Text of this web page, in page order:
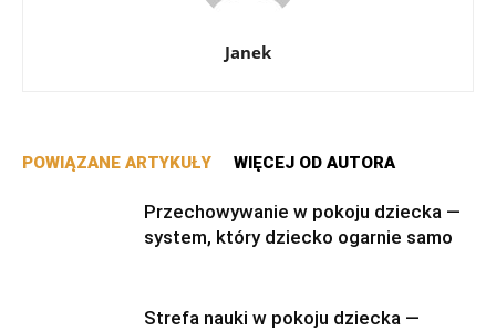
Janek
POWIĄZANE ARTYKUŁY WIĘCEJ OD AUTORA
Przechowywanie w pokoju dziecka —
system, który dziecko ogarnie samo
Strefa nauki w pokoju dziecka —